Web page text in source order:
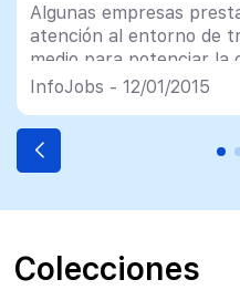
Algunas empresas
atención al entorno de
medio para potenciar la
innovación y
InfoJobs - 12/01/2015
Colecciones